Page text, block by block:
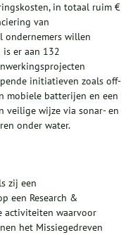
in totaal ruim €
van
ondernemers willen
er aan 132
initiatieven zoals off-
mobiele batterijen en een
veilige wijze via sonar- en
onder water.
zij een
een Research &
activiteiten waarvoor
het Missiegedreven